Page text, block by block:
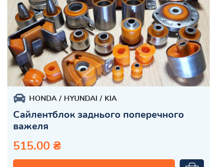
HONDA HYUNDAI KIA
Сайлентблок заднього поперечного
важеля
515.00 ₴